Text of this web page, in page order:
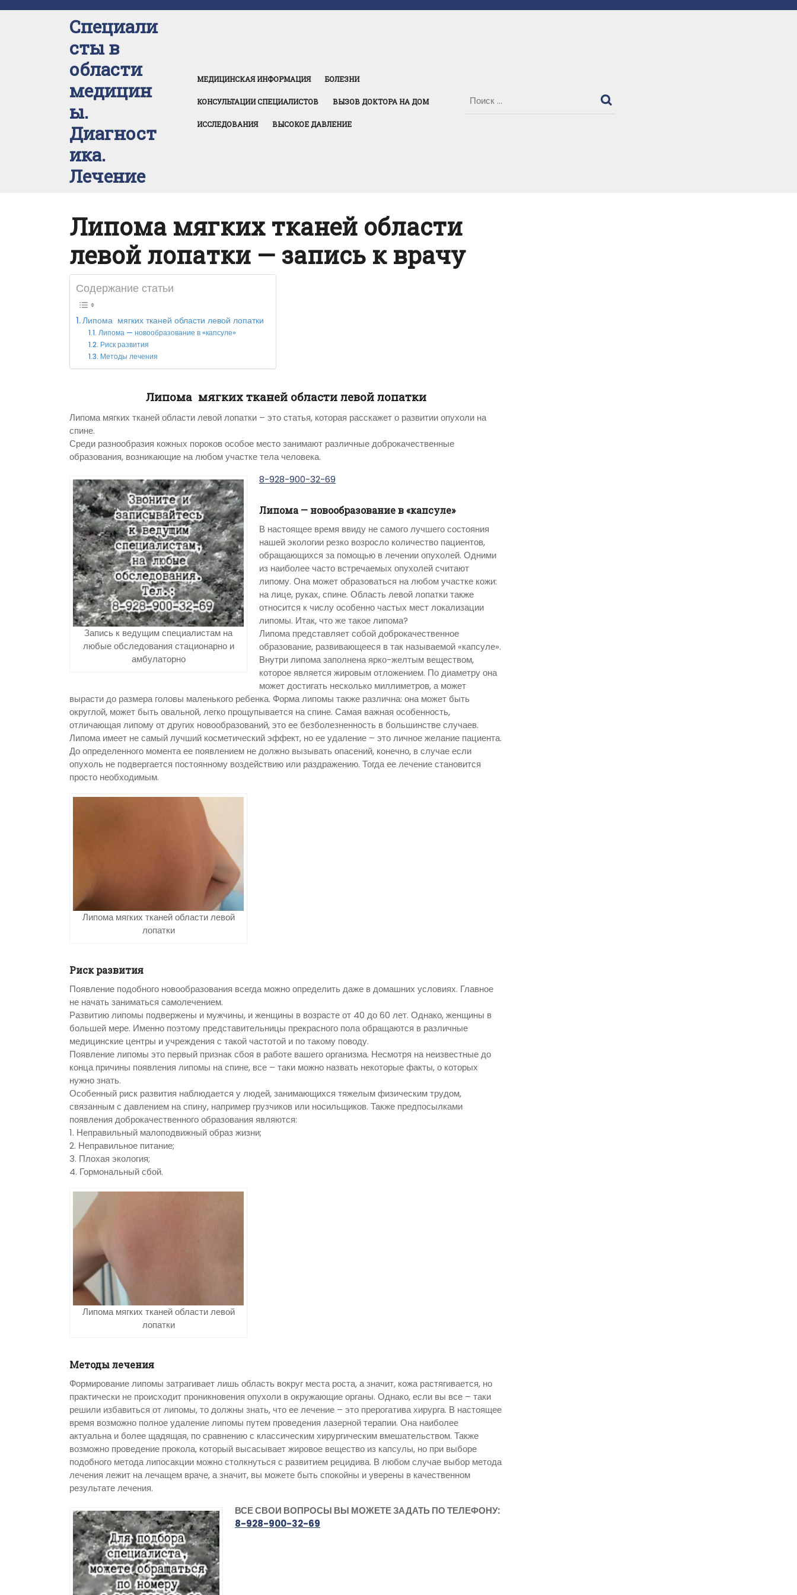
Специали
сты в
области
медицин
ы.
Диагност
ика.
Лечение
МЕДИЦИНСКАЯ ИНФОРМАЦИЯ БОЛЕЗНИ
КОНСУЛЬТАЦИИ СПЕЦИАЛИСТОВ ВЫЗОВ ДОКТОРА НА ДОМ
ИССЛЕДОВАНИЯ ВЫСОКОЕ ДАВЛЕНИЕ
Липома мягких тканей области
левой лопатки — запись к врачу
Содержание статьи
Липома мягких тканей области левой лопатки
Липома — новообразование в «капсуле»
Риск развития
Методы лечения
Липома мягких тканей области левой лопатки
Липома мягких тканей области левой лопатки – это статья, которая расскажет о развитии опухоли на
спине.
Среди разнообразия кожных пороков особое место занимают различные доброкачественные
образования, возникающие на любом участке тела человека.
Запись к ведущим специалистам на
любые обследования стационарно и
амбулаторно
8-928-900-32-69
Липома — новообразование в «капсуле»
В настоящее время ввиду не самого лучшего состояния
нашей экологии резко возросло количество пациентов,
обращающихся за помощью в лечении опухолей. Одними
из наиболее часто встречаемых опухолей считают
липому. Она может образоваться на любом участке кожи:
на лице, руках, спине. Область левой лопатки также
относится к числу особенно частых мест локализации
липомы. Итак, что же такое липома?
Липома представляет собой доброкачественное
образование, развивающееся в так называемой «капсуле».
Внутри липома заполнена ярко-желтым веществом,
которое является жировым отложением. По диаметру она
может достигать несколько миллиметров, а может
вырасти до размера головы маленького ребенка. Форма липомы также различна: она может быть
округлой, может быть овальной, легко прощупывается на спине. Самая важная особенность,
отличающая липому от других новообразований, это ее безболезненность в большинстве случаев.
Липома имеет не самый лучший косметический эффект, но ее удаление – это личное желание пациента.
До определенного момента ее появлением не должно вызывать опасений, конечно, в случае если
опухоль не подвергается постоянному воздействию или раздражению. Тогда ее лечение становится
просто необходимым.
Липома мягких тканей области левой
лопатки
Риск развития
Появление подобного новообразования всегда можно определить даже в домашних условиях. Главное
не начать заниматься самолечением.
Развитию липомы подвержены и мужчины, и женщины в возрасте от 40 до 60 лет. Однако, женщины в
большей мере. Именно поэтому представительницы прекрасного пола обращаются в различные
медицинские центры и учреждения с такой частотой и по такому поводу.
Появление липомы это первый признак сбоя в работе вашего организма. Несмотря на неизвестные до
конца причины появления липомы на спине, все – таки можно назвать некоторые факты, о которых
нужно знать.
Особенный риск развития наблюдается у людей, занимающихся тяжелым физическим трудом,
связанным с давлением на спину, например грузчиков или носильщиков. Также предпосылками
появления доброкачественного образования являются:
1. Неправильный малоподвижный образ жизни;
2. Неправильное питание;
3. Плохая экология;
4. Гормональный сбой.
Липома мягких тканей области левой
лопатки
Методы лечения
Формирование липомы затрагивает лишь область вокруг места роста, а значит, кожа растягивается, но
практически не происходит проникновения опухоли в окружающие органы. Однако, если вы все – таки
решили избавиться от липомы, то должны знать, что ее лечение – это прерогатива хирурга. В настоящее
время возможно полное удаление липомы путем проведения лазерной терапии. Она наиболее
актуальна и более щадящая, по сравнению с классическим хирургическим вмешательством. Также
возможно проведение прокола, который высасывает жировое вещество из капсулы, но при выборе
подобного метода липосакции можно столкнуться с развитием рецидива. В любом случае выбор метода
лечения лежит на лечащем враче, а значит, вы можете быть спокойны и уверены в качественном
результате лечения.
ВСЕ СВОИ ВОПРОСЫ ВЫ МОЖЕТЕ ЗАДАТЬ ПО ТЕЛЕФОНУ:
8-928-900-32-69